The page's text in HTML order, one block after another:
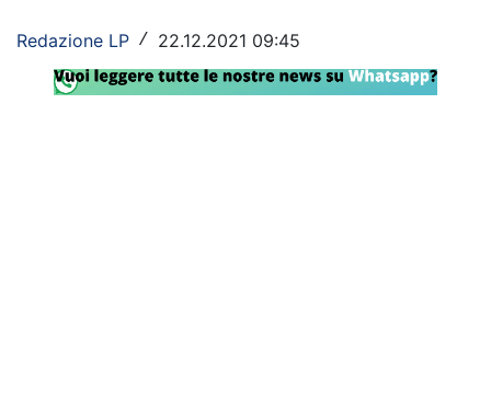
Rassegna Lazio
Social
Redazione LP / 22.12.2021 09:45